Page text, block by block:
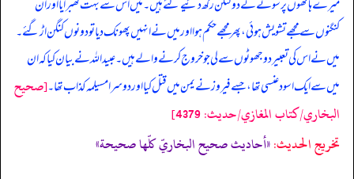
میرے ہاتھوں پر سونے کے دو کنگن رکھ دئیے گئے ہیں۔ میں اس سے بہت گھبرایا اور ان
کنگنوں سے مجھے تشویش ہوئی، پھر مجھے حکم ہوا اور میں نے انہیں پھونک دیا تو دونوں کنگن اڑ گئے۔
میں نے اس کی تعبیر دو جھوٹوں سے لی جو خروج کرنے والے ہیں۔ عبیداللہ نے بیان کیا کہ ان
میں سے ایک اسود عنسی تھا، جسے فیروز نے یمن میں قتل کیا اور دوسرا مسیلمہ کذاب تھا۔[صحيح
البخاري/كتاب المغازي/حدیث: 4379]
تخریج الحدیث:«أحاديث صحيح البخاريّ كلّها صحيحة»